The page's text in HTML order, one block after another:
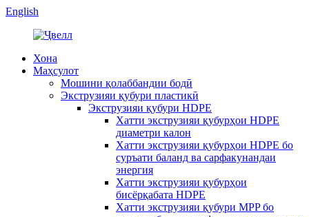
English
Хона
Маҳсулот
Мошини қолаббандии бодӣ
Экструзияи қубури пластикӣ
Экструзияи қубури HDPE
Хатти экструзияи қубурҳои HDPE
диаметри калон
Хатти экструзияи қубурҳои HDPE бо
суръати баланд ва сарфакунандаи
энергия
Хатти экструзияи қубурҳои
бисёрқабата HDPE
Хатти экструзияи қубури MPP бо